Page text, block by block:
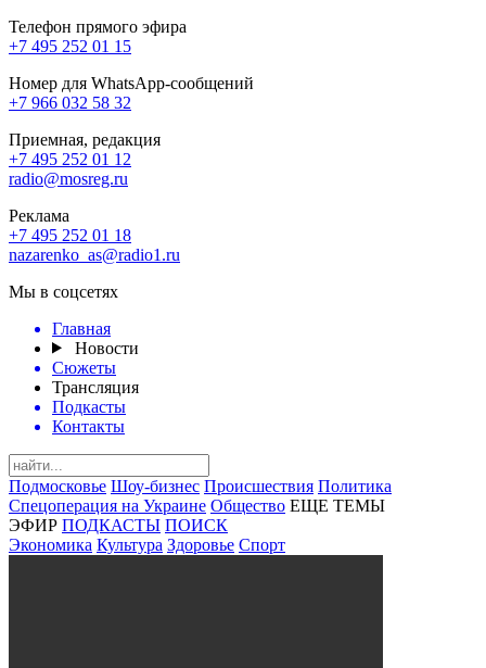
Телефон прямого эфира
+7 495 252 01 15
Номер для WhatsApp-сообщений
+7 966 032 58 32
Приемная, редакция
+7 495 252 01 12
radio@mosreg.ru
Реклама
+7 495 252 01 18
nazarenko_as@radio1.ru
Мы в соцсетях
Главная
Новости
Сюжеты
Трансляция
Подкасты
Контакты
Подмосковье Шоу-бизнес Происшествия Политика
Спецоперация на Украине Общество ЕЩЕ ТЕМЫ
ЭФИР ПОДКАСТЫ ПОИСК
Экономика Культура Здоровье Спорт